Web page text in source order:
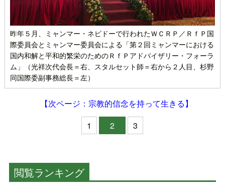
昨年５月、ミャンマー・ネピドーで行われたＷＣＲＰ／ＲｆＰ国
際委員会とミャンマー委員会による「第２回ミャンマーにおける
国内和解と平和的繁栄のためのＲｆＰアドバイザリー・フォーラ
ム」（光祥次代会長＝右、スタルセット師＝右から２人目、杉野
同国際委副事務総長＝左）
【次ページ：宗教的信念を持って生きる】
1
2 3
閲覧ランキング